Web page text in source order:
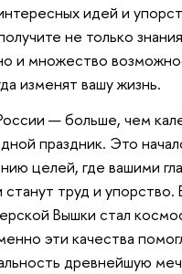
идей и
не только
и множество
изменят вашу жизнь.
— больше, чем
праздник. Это
целей, где вашими
труд и упорство.
Вышки стал
эти качества
древнейшую